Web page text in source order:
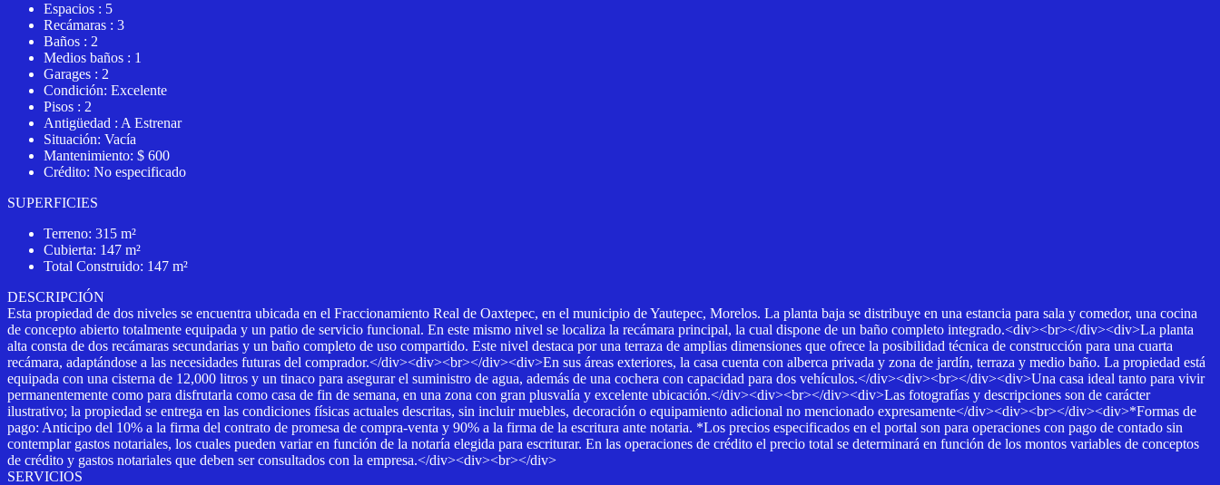
Espacios : 5
Recámaras : 3
Baños : 2
Medios baños : 1
Garages : 2
Condición: Excelente
Pisos : 2
Antigüedad : A Estrenar
Situación: Vacía
Mantenimiento: $ 600
Crédito: No especificado
SUPERFICIES
Terreno: 315 m²
Cubierta: 147 m²
Total Construido: 147 m²
DESCRIPCIÓN
Esta propiedad de dos niveles se encuentra ubicada en el Fraccionamiento Real de Oaxtepec, en el municipio de Yautepec, Morelos. La planta baja se distribuye en una estancia para sala y comedor, una cocina
de concepto abierto totalmente equipada y un patio de servicio funcional. En este mismo nivel se localiza la recámara principal, la cual dispone de un baño completo integrado.<div><br></div><div>La planta
alta consta de dos recámaras secundarias y un baño completo de uso compartido. Este nivel destaca por una terraza de amplias dimensiones que ofrece la posibilidad técnica de construcción para una cuarta
recámara, adaptándose a las necesidades futuras del comprador.</div><div><br></div><div>En sus áreas exteriores, la casa cuenta con alberca privada y zona de jardín, terraza y medio baño. La propiedad está
equipada con una cisterna de 12,000 litros y un tinaco para asegurar el suministro de agua, además de una cochera con capacidad para dos vehículos.</div><div><br></div><div>Una casa ideal tanto para vivir
permanentemente como para disfrutarla como casa de fin de semana, en una zona con gran plusvalía y excelente ubicación.</div><div><br></div><div>Las fotografías y descripciones son de carácter
ilustrativo; la propiedad se entrega en las condiciones físicas actuales descritas, sin incluir muebles, decoración o equipamiento adicional no mencionado expresamente</div><div><br></div><div>*Formas de
pago: Anticipo del 10% a la firma del contrato de promesa de compra-venta y 90% a la firma de la escritura ante notaria. *Los precios especificados en el portal son para operaciones con pago de contado sin
contemplar gastos notariales, los cuales pueden variar en función de la notaría elegida para escriturar. En las operaciones de crédito el precio total se determinará en función de los montos variables de conceptos
de crédito y gastos notariales que deben ser consultados con la empresa.</div><div><br></div>
SERVICIOS